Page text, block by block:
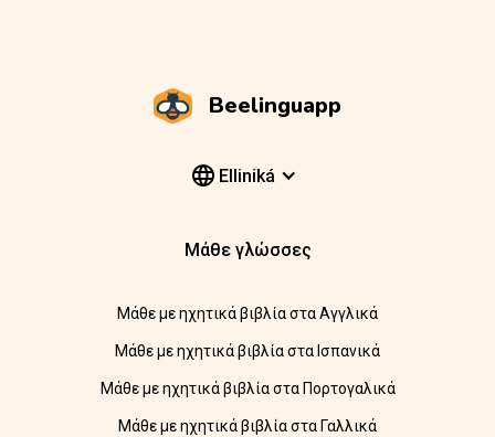
Beelinguapp
Elliniká
Μάθε γλώσσες
Μάθε με ηχητικά βιβλία στα Αγγλικά
Μάθε με ηχητικά βιβλία στα Ισπανικά
Μάθε με ηχητικά βιβλία στα Πορτογαλικά
Μάθε με ηχητικά βιβλία στα Γαλλικά